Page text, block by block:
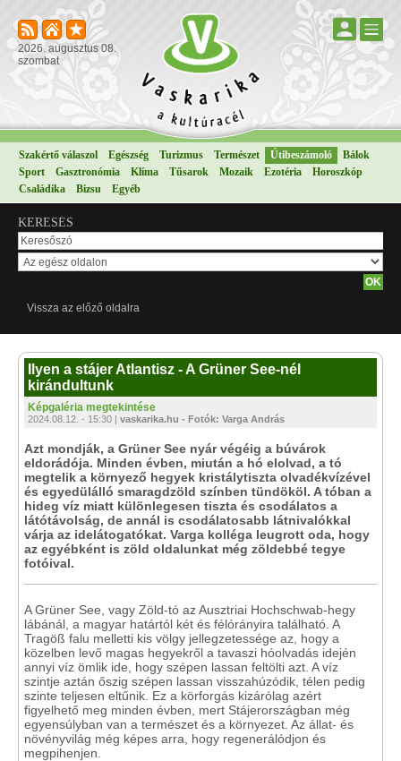
2026. augusztus 08.
szombat
Szakértő válaszol Egészség Turizmus Természet Útibeszámoló
Bálok
Sport
Gasztronómia Klíma Tűsarok Mozaik Ezotéria
Horoszkóp
Családika
Bizsu Egyéb
KERESÉS
Vissza az előző oldalra
Ilyen a stájer Atlantisz - A Grüner See-nél
kirándultunk
Képgaléria megtekintése
2024.08.12. - 15:30 | vaskarika.hu - Fotók: Varga András
Azt mondják, a Grüner See nyár végéig a búvárok
eldorádója. Minden évben, miután a hó elolvad, a tó
megtelik a környező hegyek kristálytiszta olvadékvízével
és egyedülálló smaragdzöld színben tündököl. A tóban a
hideg víz miatt különlegesen tiszta és csodálatos a
látótávolság, de annál is csodálatosabb látnivalókkal
várja az idelátogatókat. Varga kolléga leugrott oda, hogy
az egyébként is zöld oldalunkat még zöldebbé tegye
fotóival.
A Grüner See, vagy Zöld-tó az Ausztriai Hochschwab-hegy
lábánál, a magyar határtól két és félórányira található. A
Tragöß falu melletti kis völgy jellegzetessége az, hogy a
közelben levő magas hegyekről a tavaszi hóolvadás idején
annyi víz ömlik ide, hogy szépen lassan feltölti azt. A víz
szintje aztán őszig szépen lassan visszahúzódik, télen pedig
szinte teljesen eltűnik. Ez a körforgás kizárólag azért
figyelhető meg minden évben, mert Stájerországban még
egyensúlyban van a természet és a környezet. Az állat- és
növényvilág még képes arra, hogy regenerálódjon és
megpihenjen.